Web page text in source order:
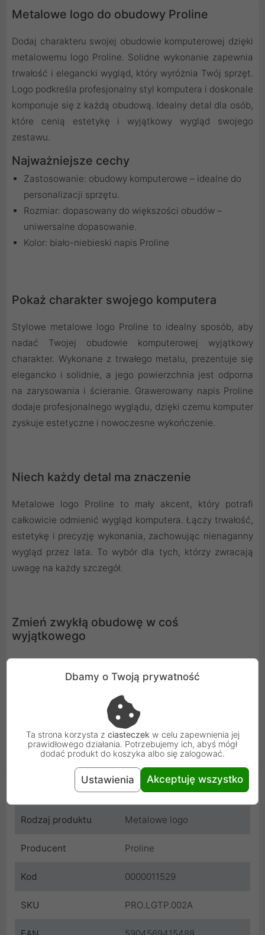
Metalowe logo do obudowy Proline
Dodaj charakteru swojej obudowie komputerowej dzięki
metalowemu logo Proline. Solidne wykonanie zapewnia
trwałość i elegancki wygląd, który wyróżnia Twój sprzęt.
Logo podkreśla profesjonalny styl komputera i doskonale
komponuje się z każdą obudową. Idealny detal dla osób,
które cenią estetykę i wyjątkowy wygląd swojego
zestawu.
Najważniejsze cechy
Zastosowanie: obudowy komputerowe – idealne do
personalizacji sprzętu.
Rozmiar: dopasowany do większości obudów –
uniwersalne dopasowanie.
Kolor: biało-niebieski napis Proline
Pokaż charakter swojego komputera
Stylowe metalowe logo Proline to idealny sposób, aby
nadać Twojej obudowie komputerowej wyjątkowy
charakter. Wykonane z trwałego metalu, prezentuje się
elegancko i solidnie, a jego powierzchnia jest odporna
na zarysowania i ścieranie. Grawerowany napis Proline
dodaje profesjonalnego wyglądu, dzięki czemu komputer
zyskuje estetyczne i nowoczesne wykończenie.
Niech każdy detal ma znaczenie
Metalowe logo Proline to mały akcent, który potrafi
całkowicie odmienić wygląd komputera. Łączy trwałość,
estetykę i precyzję wykonania, zachowując nienaganny
wygląd przez lata. To wybór dla tych, którzy zwracają
uwagę na każdy szczegół.
Zmień zwykłą obudowę w coś
wyjątkowego
To logo to idealny sposób, by wyróżnić swój komputer.
Możesz umieścić je na przodzie, boku lub z tyłu
obudowy - tam, gdzie najlepiej pasuje do Twojej wizji.
Montaż jest prosty i szybki, wszystko zrobisz bez
Cechy produktu
Rodzaj produktu Metalowe logo
Producent Proline
Kod 0000011529
SKU PRO.LGTP.002A
Dbamy o Twoją prywatność
Ta strona korzysta z ciasteczek w celu zapewnienia jej
prawidłowego działania. Potrzebujemy ich, abyś mógł
dodać produkt do koszyka albo się zalogować.
Ustawienia Akceptuję wszystko